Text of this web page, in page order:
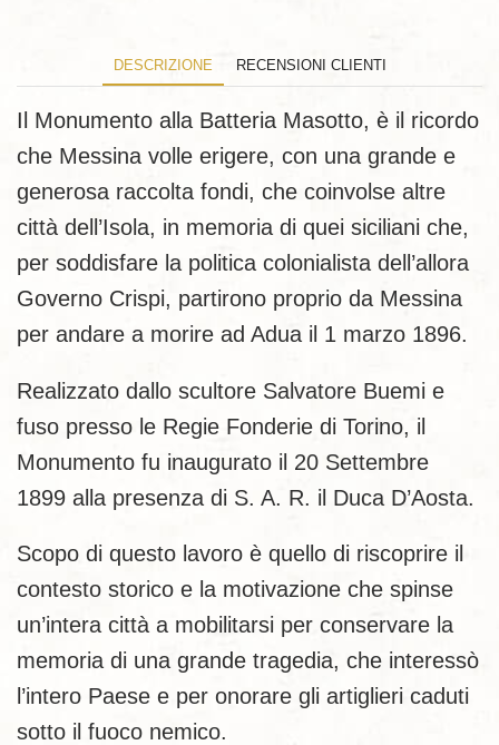
DESCRIZIONE RECENSIONI CLIENTI
Il Monumento alla Batteria Masotto, è il ricordo
che Messina volle erigere, con una grande e
generosa raccolta fondi, che coinvolse altre
città dell’Isola, in memoria di quei siciliani che,
per soddisfare la politica colonialista dell’allora
Governo Crispi, partirono proprio da Messina
per andare a morire ad Adua il 1 marzo 1896.
Realizzato dallo scultore Salvatore Buemi e
fuso presso le Regie Fonderie di Torino, il
Monumento fu inaugurato il 20 Settembre
1899 alla presenza di S. A. R. il Duca D’Aosta.
Scopo di questo lavoro è quello di riscoprire il
contesto storico e la motivazione che spinse
un’intera città a mobilitarsi per conservare la
memoria di una grande tragedia, che interessò
l’intero Paese e per onorare gli artiglieri caduti
sotto il fuoco nemico.